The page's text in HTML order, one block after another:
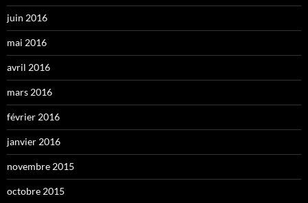
juin 2016
mai 2016
avril 2016
mars 2016
février 2016
janvier 2016
novembre 2015
octobre 2015